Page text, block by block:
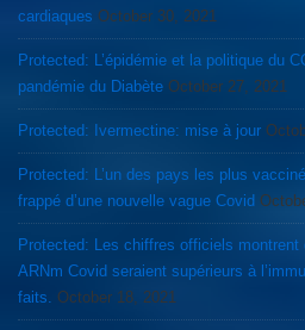
cardiaques October 30, 2021
Protected: L’épidémie et la politique du COVID auraient
pandémie du Diabète October 27, 2021
Protected: Ivermectine: mise à jour
Protected: L’un des pays les plus
frappé d’une nouvelle vague Covid
Protected: Les chiffres officiels montrent
ARNm Covid seraient supérieurs à
faits.
October 18, 2021